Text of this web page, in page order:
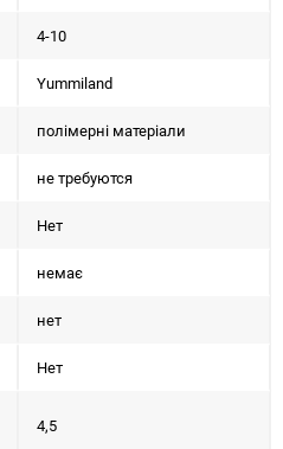
4-10
Yummiland
полімерні матеріали
не требуются
Нет
немає
нет
Нет
4,5